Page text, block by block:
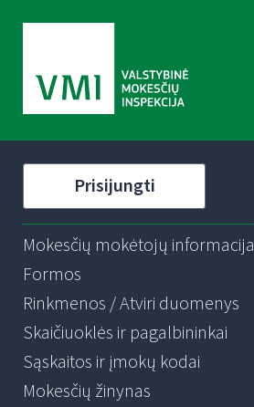
Prisijungti
Mokesčių mokėtojų informacija
Formos
Rinkmenos / Atviri duomenys
Skaičiuoklės ir pagalbininkai
Sąskaitos ir įmokų kodai
Mokesčių žinynas